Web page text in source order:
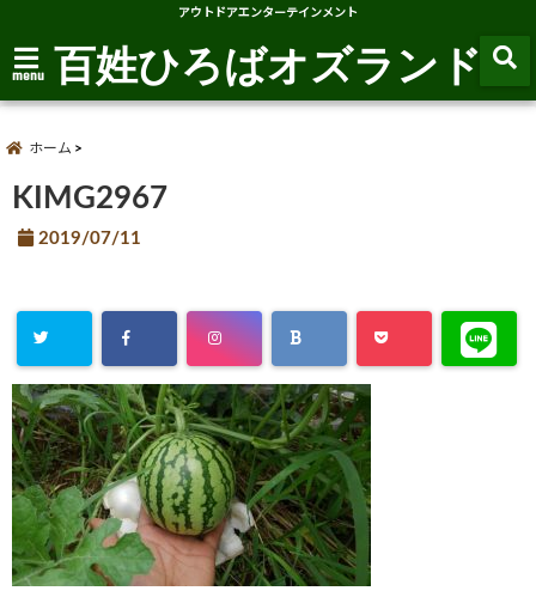
アウトドアエンターテインメント
menu 百姓ひろばオズランド
ホーム
KIMG2967
2019/07/11